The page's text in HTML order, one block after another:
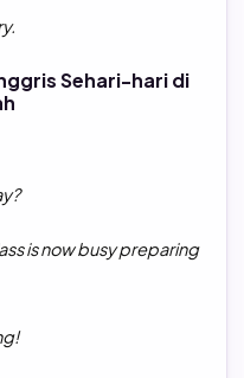
.
Sehari-hari di
is now busy preparing